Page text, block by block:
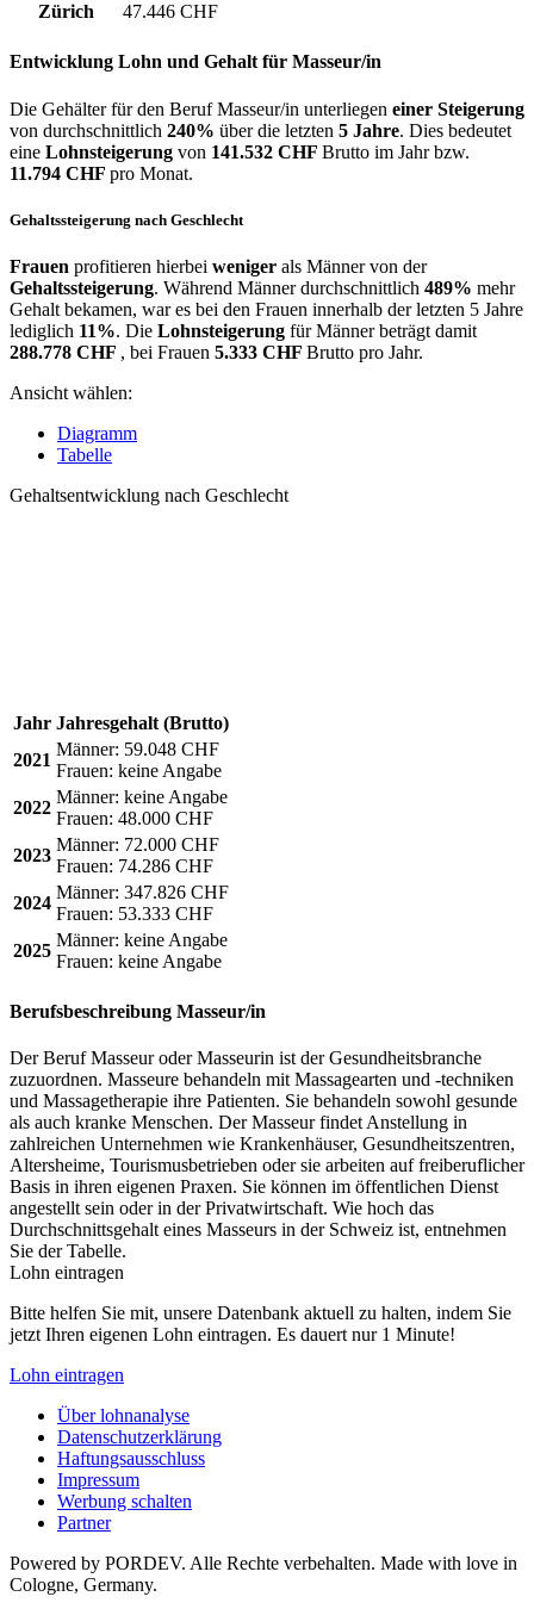
Zürich
47.446 CHF
Entwicklung Lohn und Gehalt für Masseur/in
Die Gehälter für den Beruf Masseur/in unterliegen einer Steigerung
von durchschnittlich 240% über die letzten 5 Jahre. Dies bedeutet
eine Lohnsteigerung von 141.532 CHF Brutto im Jahr bzw.
11.794 CHF pro Monat.
Gehaltssteigerung nach Geschlecht
Frauen profitieren hierbei weniger als Männer von der
Gehaltssteigerung. Während Männer durchschnittlich 489% mehr
Gehalt bekamen, war es bei den Frauen innerhalb der letzten 5 Jahre
lediglich 11%. Die Lohnsteigerung für Männer beträgt damit
288.778 CHF , bei Frauen 5.333 CHF Brutto pro Jahr.
Ansicht wählen:
Diagramm
Tabelle
Gehaltsentwicklung nach Geschlecht
Jahr Jahresgehalt (Brutto)
2021
Männer: 59.048 CHF
Frauen: keine Angabe
2022
Männer: keine Angabe
Frauen: 48.000 CHF
2023
Männer: 72.000 CHF
Frauen: 74.286 CHF
2024
Männer: 347.826 CHF
Frauen: 53.333 CHF
2025
Männer: keine Angabe
Frauen: keine Angabe
Berufsbeschreibung Masseur/in
Der Beruf Masseur oder Masseurin ist der Gesundheitsbranche
zuzuordnen. Masseure behandeln mit Massagearten und -techniken
und Massagetherapie ihre Patienten. Sie behandeln sowohl gesunde
als auch kranke Menschen. Der Masseur findet Anstellung in
zahlreichen Unternehmen wie Krankenhäuser, Gesundheitszentren,
Altersheime, Tourismusbetrieben oder sie arbeiten auf freiberuflicher
Basis in ihren eigenen Praxen. Sie können im öffentlichen Dienst
angestellt sein oder in der Privatwirtschaft. Wie hoch das
Durchschnittsgehalt eines Masseurs in der Schweiz ist, entnehmen
Sie der Tabelle.
Lohn eintragen
Bitte helfen Sie mit, unsere Datenbank aktuell zu halten, indem Sie
jetzt Ihren eigenen Lohn eintragen. Es dauert nur 1 Minute!
Lohn eintragen
Über lohnanalyse
Datenschutzerklärung
Haftungsausschluss
Impressum
Werbung schalten
Partner
Powered by PORDEV. Alle Rechte verbehalten. Made with love in
Cologne, Germany.